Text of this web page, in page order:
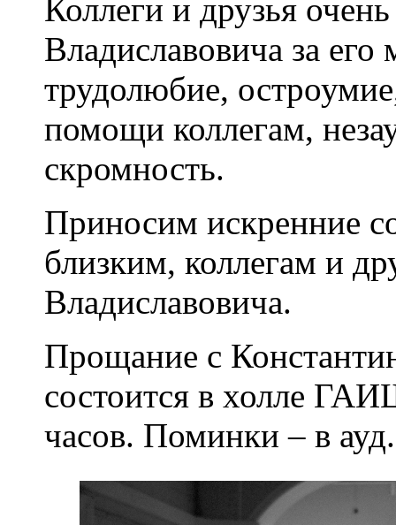
Коллеги и друзья
Владиславовича за
трудолюбие,
помощи коллегам,
скромность.
Приносим искренние
близким, коллегам и
Владиславовича.
Прощание с
состоится в холле
часов. Поминки – в